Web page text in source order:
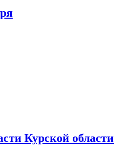
Курской области